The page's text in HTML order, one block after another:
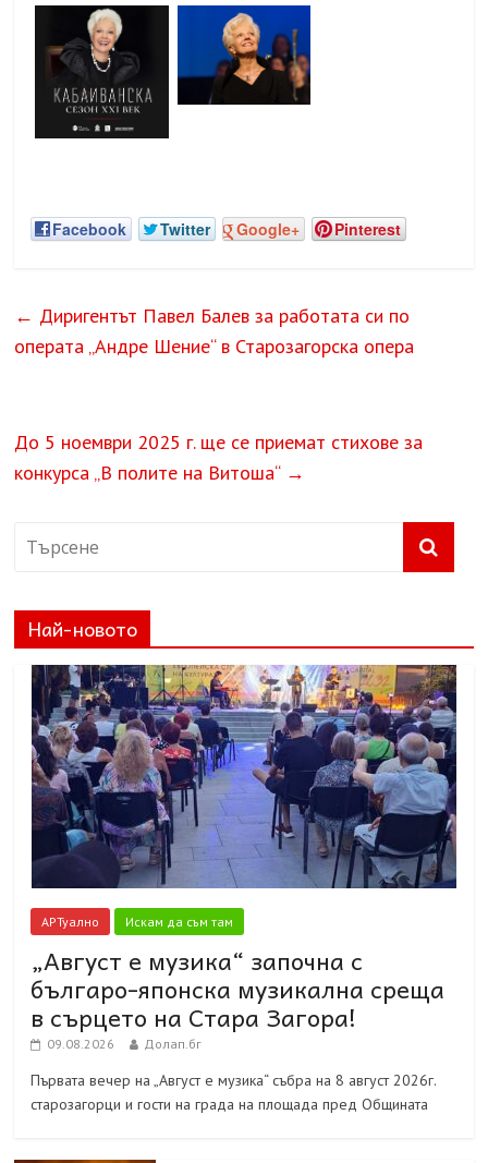
Facebook Twitter Google+ Pinterest
← Диригентът Павел Балев за работата си по
операта „Андре Шение“ в Старозагорска опера
До 5 ноември 2025 г. ще се приемат стихове за
конкурса „В полите на Витоша“ →
Най-новото
АРТуално Искам да съм там
„Август е музика“ започна с
българо-японска музикална среща
в сърцето на Стара Загора!
09.08.2026 Долап.бг
Първата вечер на „Август е музика“ събра на 8 август 2026г.
старозагорци и гости на града на площада пред Общината